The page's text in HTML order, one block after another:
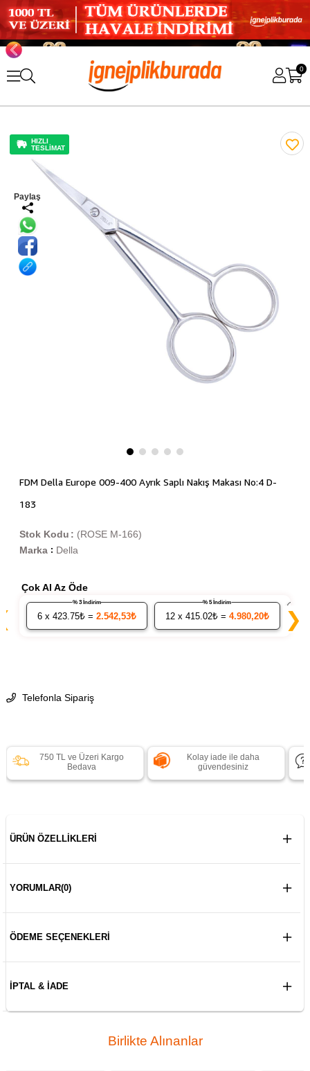
0
HIZLI
TESLİMAT
Paylaş
FDM Della Europe 009-400 Ayrık Saplı Nakış Makası No:4 D-
183
(ROSE M-166)
Stok Kodu
Marka : Della
Çok Al Az Öde
6x 423.75₺ = 2.542,53₺
% 3 İndirim
12x 415.02₺ = 4.980,20₺
% 5 İndirim
24
❯
Telefonla Sipariş
750 TL ve Üzeri Kargo
Bedava
Kolay iade ile daha
güvendesiniz
ÜRÜN ÖZELLIKLERI
YORUMLAR(0)
ÖDEME SEÇENEKLERI
İPTAL & İADE
Birlikte Alınanlar